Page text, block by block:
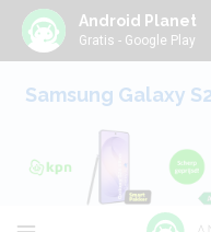
Android Planet
Gratis - Google Play
Samsung Galaxy